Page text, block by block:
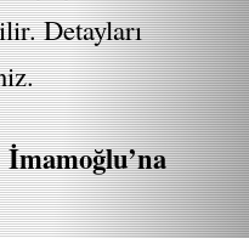
Detayları
İmamoğlu’na